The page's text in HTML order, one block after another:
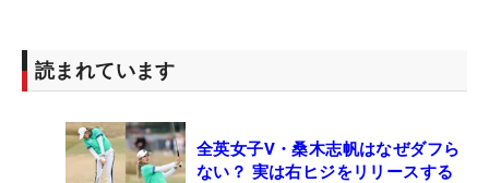
読まれています
全英女子V・桑木志帆はなぜダフら
ない？ 実は右ヒジをリリースする